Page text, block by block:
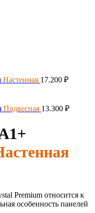
Настенная 17.200 ₽
Подвесная 13.300 ₽
Premium относится к
особенность панелей